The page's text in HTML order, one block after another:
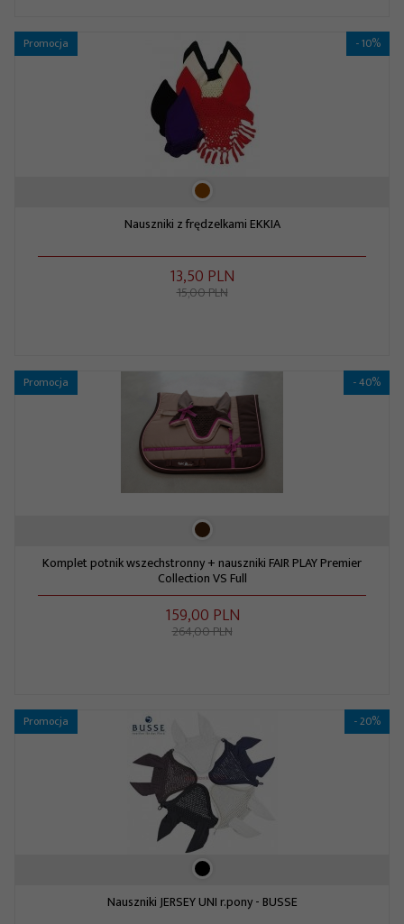
Promocja - 10%
Nauszniki z frędzelkami EKKIA
13,50 PLN
15,00 PLN
Promocja - 40%
Komplet potnik wszechstronny + nauszniki FAIR PLAY Premier
Collection VS Full
159,00 PLN
264,00 PLN
Promocja - 20%
Nauszniki JERSEY UNI r.pony - BUSSE